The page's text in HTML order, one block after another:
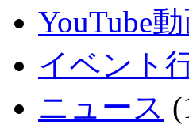
YouTube
イベント
ニュース